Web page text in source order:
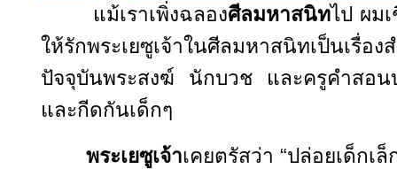
แม้เราเพิ่งฉลองศีลมหาสนิทไป ผม
ให้รักพระเยซูเจ้าในศีลมหาสนิทเป็นเรื่อง
ปัจจุบันพระสงฆ์ นักบวช และครูคำสอน
และกีดกันเด็กๆ
พระเยซูเจ้าเคยตรัสว่า “ปล่อยเด็กเ